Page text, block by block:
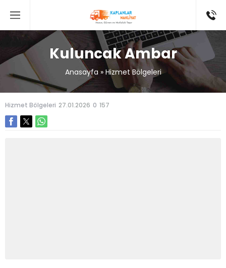
Kuluncak Ambar
Anasayfa » Hizmet Bölgeleri
Hizmet Bölgeleri 27.01.2026 0 157